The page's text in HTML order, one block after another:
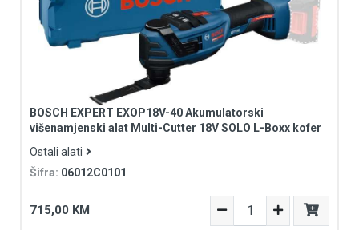
BOSCH EXPERT EXOP18V-40 Akumulatorski
višenamjenski alat Multi-Cutter 18V SOLO L-Boxx kofer
Ostali alati
Šifra: 06012C0101
715,00 KM